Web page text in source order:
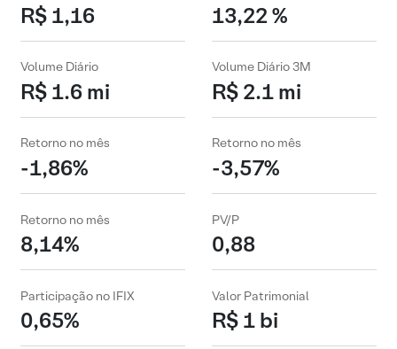
R$ 1,16 13,22 %
Volume Diário
R$ 1.6 mi
Volume Diário 3M
R$ 2.1 mi
Retorno no mês
-1,86%
Retorno no mês
-3,57%
Retorno no mês
8,14%
PV/P
0,88
Participação no IFIX
0,65%
Valor Patrimonial
R$ 1 bi